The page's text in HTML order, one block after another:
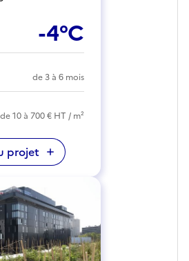
-4°C
de 3 à 6 mois
de 10 à 700 € HT / m²
projet